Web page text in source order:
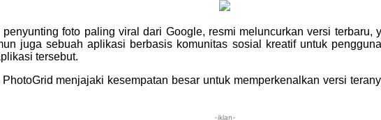
penyunting foto paling viral dari Google, resmi meluncurkan versi
juga sebuah aplikasi berbasis komunitas sosial kreatif untuk
tersebut.
menjajaki kesempatan besar untuk memperkenalkan versi
-iklan-